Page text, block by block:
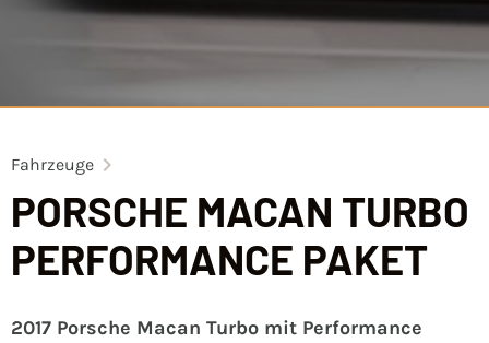
Fahrzeuge
PORSCHE MACAN TURBO
PERFORMANCE PAKET
2017 Porsche Macan Turbo mit Performance